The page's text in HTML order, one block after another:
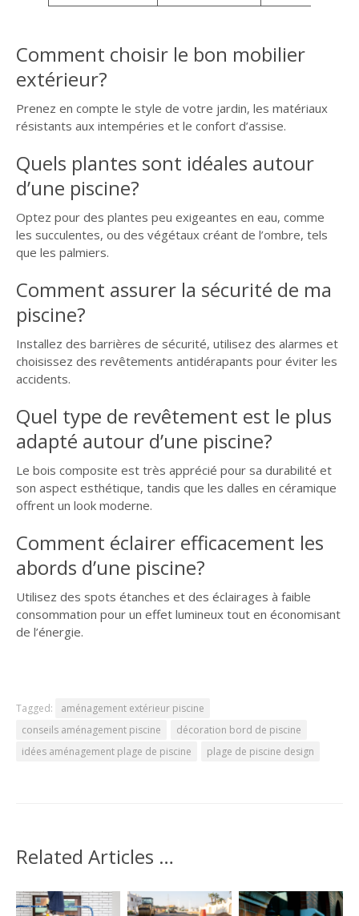
Comment choisir le bon mobilier
extérieur?
Prenez en compte le style de votre jardin, les matériaux
résistants aux intempéries et le confort d’assise.
Quels plantes sont idéales autour
d’une piscine?
Optez pour des plantes peu exigeantes en eau, comme
les succulentes, ou des végétaux créant de l’ombre, tels
que les palmiers.
Comment assurer la sécurité de ma
piscine?
Installez des barrières de sécurité, utilisez des alarmes et
choisissez des revêtements antidérapants pour éviter les
accidents.
Quel type de revêtement est le plus
adapté autour d’une piscine?
Le bois composite est très apprécié pour sa durabilité et
son aspect esthétique, tandis que les dalles en céramique
offrent un look moderne.
Comment éclairer efficacement les
abords d’une piscine?
Utilisez des spots étanches et des éclairages à faible
consommation pour un effet lumineux tout en économisant
de l’énergie.
Tagged:
aménagement extérieur piscine
conseils aménagement piscine
décoration bord de piscine
idées aménagement plage de piscine
plage de piscine design
Related Articles …